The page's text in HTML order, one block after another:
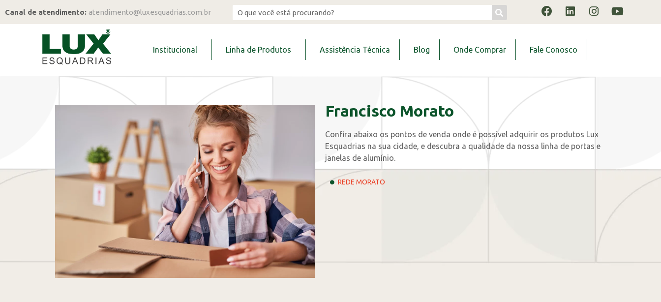
Canal de atendimento: atendimento@luxesquadrias.com.br
Institucional Linha de Produtos Assistência Técnica Blog Onde Comprar Fale Conosco
Francisco Morato
Confira abaixo os pontos de venda onde é possível adquirir os produtos Lux
Esquadrias na sua cidade, e descubra a qualidade da nossa linha de portas e
janelas de alumínio.
REDE MORATO